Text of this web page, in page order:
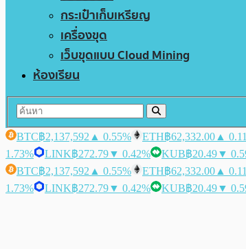
กระเป๋าเก็บเหรียญ
เครื่องขุด
เว็บขุดแบบ Cloud Mining
ห้องเรียน
BTC฿2,137,592 ▲ 0.55% ETH฿62,332.00 ▲
1.73%
LINK฿272.79▼ 0.42% KUB฿20.49▼
BTC฿2,137,592 ▲ 0.55% ETH฿62,332.00 ▲
1.73%
LINK฿272.79▼ 0.42% KUB฿20.49▼